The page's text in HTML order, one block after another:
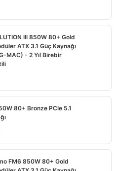
III 850W 80+ Gold
ATX 3.1 Güç Kaynağı
MAC) - 2 Yıl Birebir
80+ Bronze PCIe 5.1
FM6 850W 80+ Gold